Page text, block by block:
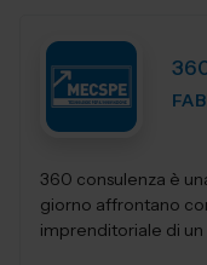
360 consulenza è
giorno affrontano
imprenditoriale di